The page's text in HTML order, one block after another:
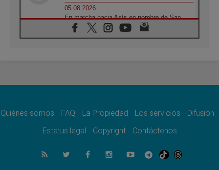
05.08.2026
En marcha hacia Asís en nombre de San
Francisco, a la espera de León
05.08.2026
quienes bendicen la guerra
Ucrania: Ataque masivo en Kyiv durante la
noche
05.08.2026
Colombo: "La visita del Papa a Argentina
Quiénes somos FAQ La Propiedad Los servicios
Difusión
Estatus legal
Copyright Contáctenos